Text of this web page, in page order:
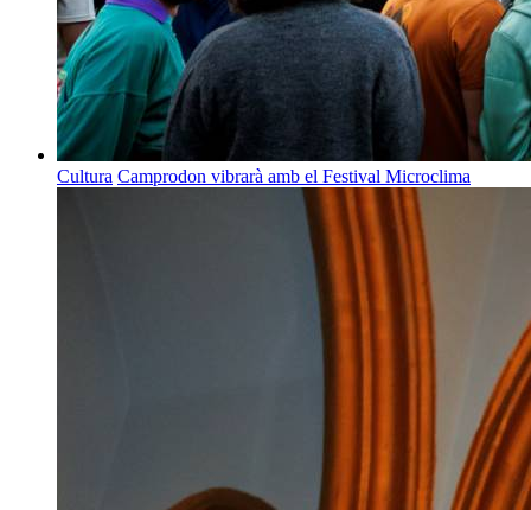
Cultura Camprodon vibrarà amb el Festival Microclima